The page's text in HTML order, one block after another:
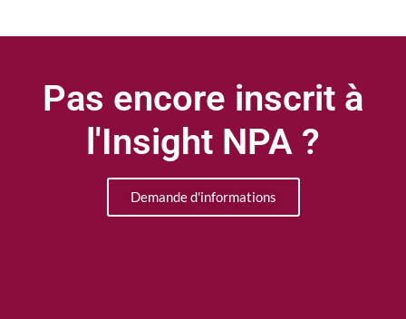
Pas encore inscrit à
l'Insight NPA ?
Demande d'informations